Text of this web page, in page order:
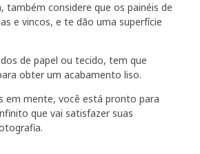
também considere que os painéis de
e vincos, e te dão uma superfície
de papel ou tecido, tem que
obter um acabamento liso.
em mente, você está pronto para
que vai satisfazer suas